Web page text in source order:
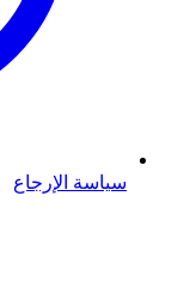
سياسة الإرجاع